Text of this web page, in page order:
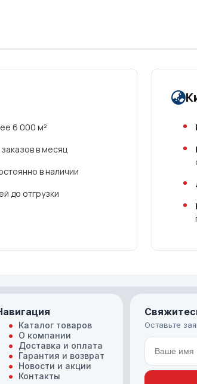
6 000 м²
в месяц
в наличии
до отгрузки
Каталог товаров
О компании
Доставка и оплата
Гарантия и возврат
Новости и акции
Контакты
Оставьте